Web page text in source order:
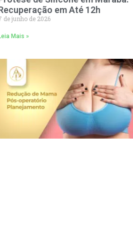
em Até 12h
de junho de 2026
Mais »